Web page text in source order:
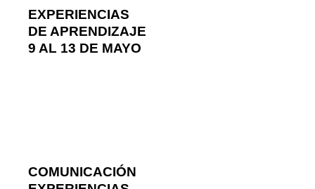
EXPERIENCIAS
DE APRENDIZAJE
9 AL 13 DE MAYO
COMUNICACIÓN